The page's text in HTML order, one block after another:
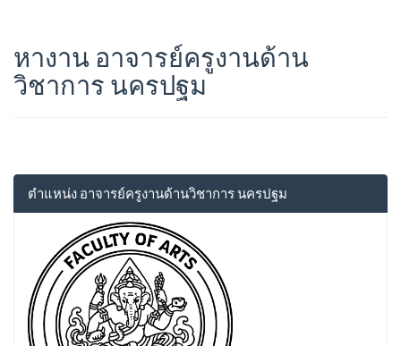
หางาน อาจารย์ครูงานด้าน
วิชาการ นครปฐม
ตำแหน่ง อาจารย์ครูงานด้านวิชาการ นครปฐม